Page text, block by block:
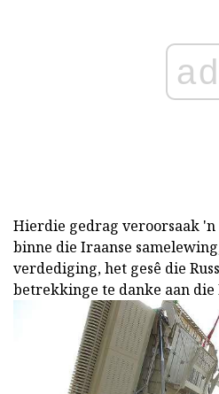
ad
Hierdie gedrag veroorsaak
binne die Iraanse
verdediging, het gesê die
betrekkinge te danke aan die